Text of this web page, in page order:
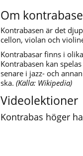
Om
Kontrabasen är det
cellon, violan och
Kontrabasar finns i
Kontrabasen kan
senare i jazz- och
ska. (Källa: Wikipedia)
Videolektioner
Kontrabas höger